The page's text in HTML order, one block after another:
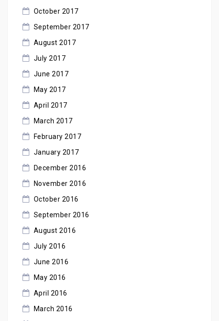
October 2017
September 2017
August 2017
July 2017
June 2017
May 2017
April 2017
March 2017
February 2017
January 2017
December 2016
November 2016
October 2016
September 2016
August 2016
July 2016
June 2016
May 2016
April 2016
March 2016